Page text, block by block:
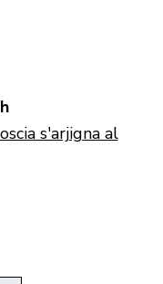
s'arjigna al